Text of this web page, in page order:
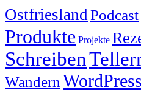
OstfrieslandPodcast
Produkte Projekte
Schreiben
Wandern WordPress